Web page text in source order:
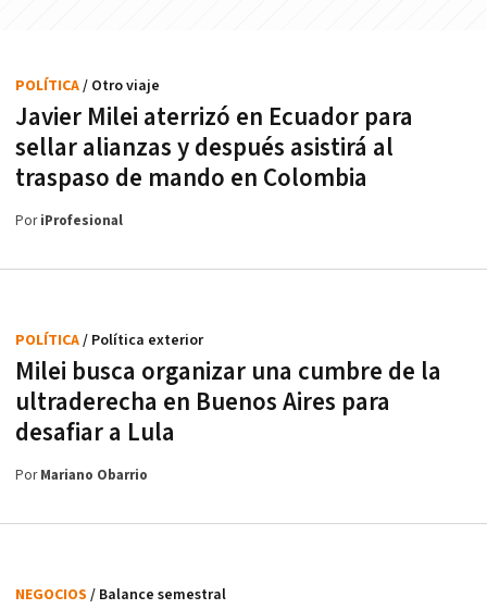
Javier Milei aterrizó en Ecuador para
sellar alianzas y después asistirá al
traspaso de mando en Colombia
POLÍTICA/ Otro viaje
PoriProfesional
Milei busca organizar una cumbre de la
ultraderecha en Buenos Aires para
desafiar a Lula
POLÍTICA/ Política exterior
PorMariano Obarrio
NEGOCIOS / Balance semestral